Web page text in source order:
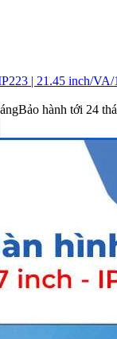
| 21.45 inch/
Bảo hành tới 24